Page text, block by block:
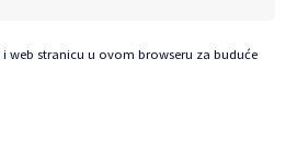
web stranicu u ovom browseru za buduće